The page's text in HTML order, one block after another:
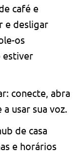
café e
e desligar
os
estiver
conecte, abra
usar sua voz.
de casa
e horários